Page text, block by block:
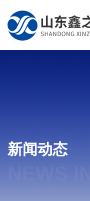
新闻动态